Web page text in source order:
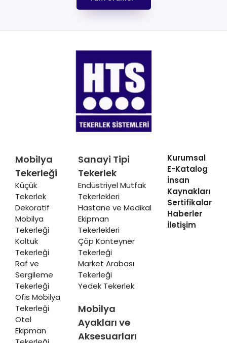
Mobilya
Tekerleği
Küçük
Tekerlek
Dekoratif
Mobilya
Tekerleği
Koltuk
Tekerleği
Raf ve
Sergileme
Tekerleği
Ofis Mobilya
Tekerleği
Otel
Ekipman
Sanayi Tipi
Tekerlek
Endüstriyel Mutfak
Tekerlekleri
Hastane ve Medikal
Ekipman
Tekerlekleri
Çöp Konteyner
Tekerleği
Market Arabası
Tekerleği
Yedek Tekerlek
Mobilya
Ayakları ve
Aksesuarları
Kurumsal
E-Katalog
İnsan
Kaynakları
Sertifikalar
Haberler
İletişim